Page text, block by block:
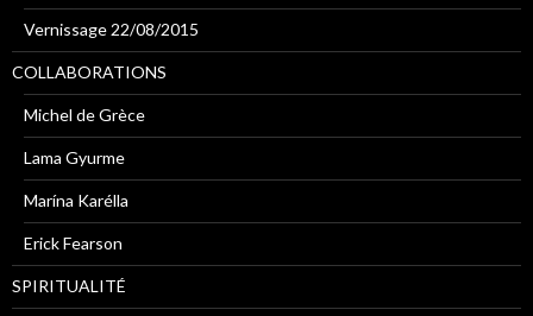
Vernissage 22/08/2015
COLLABORATIONS
Michel de Grèce
Lama Gyurme
Marína Karélla
Erick Fearson
SPIRITUALITÉ